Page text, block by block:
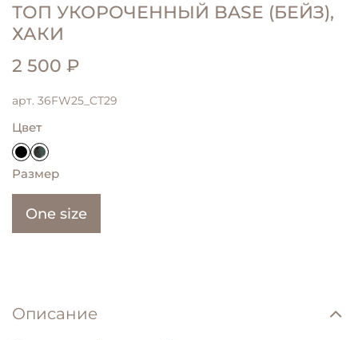
арт. 36FW25_CT29
ТОП УКОРОЧЕННЫЙ BASE (БЕЙЗ),
ХАКИ
2 500 ₽
Цвет
Размер
One size
Описание